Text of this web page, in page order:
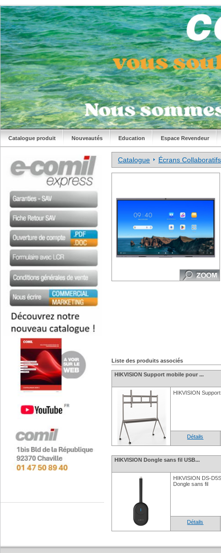
Catalogue produit Nouveautés Education Espace Revendeur
Catalogue Écrans Collaboratifs
Liste des produits associés
HIKVISION Support mobile pour ...
HIKVISION
Détails
HIKVISION Dongle sans fil USB...
HIKVISION DS-
Dongle sans fil
Détails